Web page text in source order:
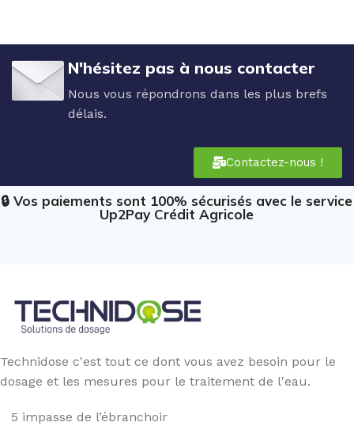
N'hésitez pas à nous contacter
Nous vous répondrons dans les plus brefs
délais.
Contactez-nous !
🔒 Vos paiements sont 100% sécurisés avec le service
Up2Pay Crédit Agricole
Technidose c'est tout ce dont vous avez besoin pour le
dosage et les mesures pour le traitement de l'eau.
5 impasse de l’ébranchoir